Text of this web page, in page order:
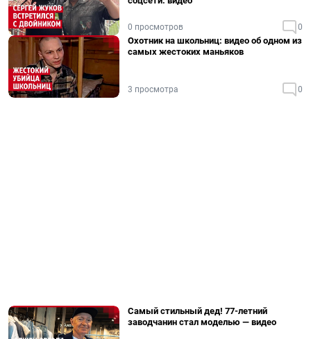
0 просмотров 0
Охотник на школьниц: видео об одном из
самых жестоких маньяков
3 просмотра 0
Самый стильный дед! 77-летний
заводчанин стал моделью — видео